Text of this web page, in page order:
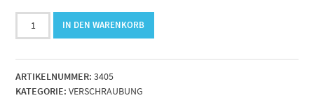
1
3/16"-12
Doppelnippel
bds.
AG
IN DEN WARENKORB
ARTIKELNUMMER: 3405
KATEGORIE: VERSCHRAUBUNG